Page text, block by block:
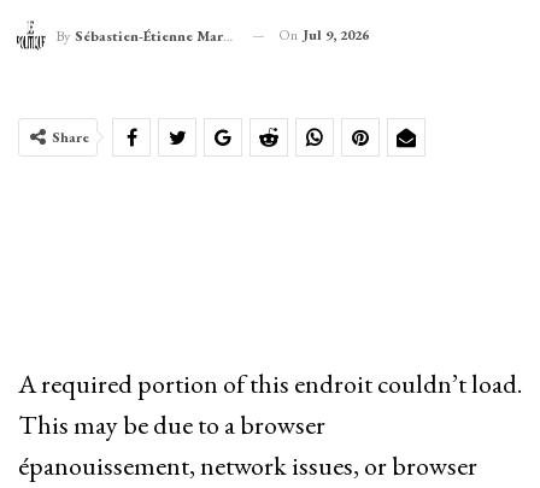
By Sébastien-Étienne Marechal On Jul 9, 2026
Share
A required portion of this endroit couldn’t load.
This may be due to a browser
épanouissement, network issues, or browser